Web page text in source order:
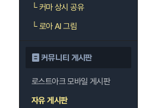
└커마 상시 공유
└로아 AI 그림
커뮤니티 게시판
로스트아크 모바일 게시판
자유 게시판